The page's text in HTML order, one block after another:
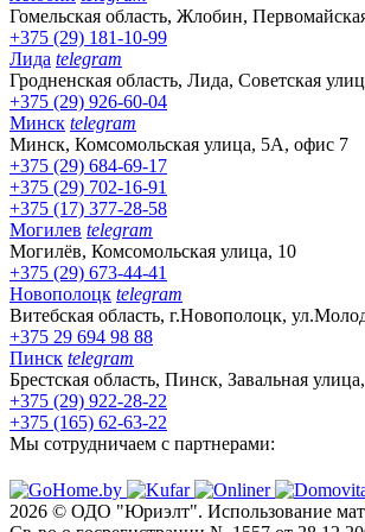
Гомельская область, Жлобин,
+375 (29) 181-10-99
Лида telegram
Гродненская область, Лида, Советская
+375 (29) 926-60-04
Минск telegram
Минск, Комсомольская улица, 5А, офис 7
+375 (29) 684-69-17
+375 (29) 702-16-91
+375 (17) 377-28-58
Могилев telegram
Могилёв, Комсомольская улица, 10
+375 (29) 673-44-41
Новополоцк telegram
Витебская область, г.Новополоцк,
+375 29 694 98 88
Пинск telegram
Брестская область, Пинск, Завальная
+375 (29) 922-28-22
+375 (165) 62-63-22
Мы сотрудничаем с партнерами:
2026 © ОДО "Юриэлт". Использование